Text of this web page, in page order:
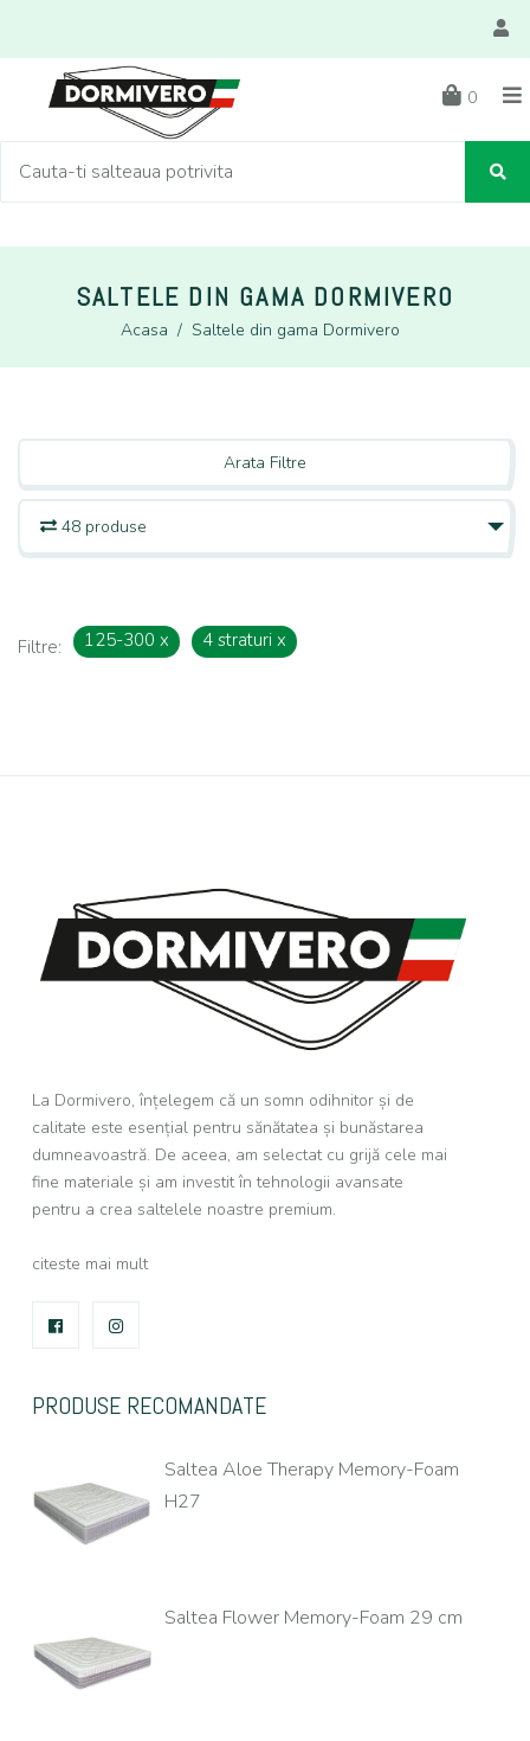
0
SALTELE DIN GAMA DORMIVERO
Acasa / Saltele din gama Dormivero
Arata Filtre
48 produse
Filtre: 125-300 x 4 straturi x
La Dormivero, înțelegem că un somn odihnitor și de
calitate este esențial pentru sănătatea și bunăstarea
dumneavoastră. De aceea, am selectat cu grijă cele mai
fine materiale și am investit în tehnologii avansate
pentru a crea saltelele noastre premium.
citeste mai mult
FACEBOOK
PRODUSE RECOMANDATE
Saltea Aloe Therapy Memory-Foam
H27
Saltea Flower Memory-Foam 29 cm